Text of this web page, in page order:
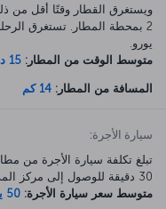
يورو.
متوسط الوقت من المطار: 15 دقيقة
المسافة من المطار: 14 كم
سيارة الأجرة:
30 دقيقة للوصول إلى مركز المدينة.
متوسط سعر سيارة الأجرة: 50 يورو